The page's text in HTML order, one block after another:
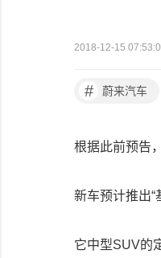
2018-12-15
# 蔚来汽车
根据此前预告
新车预计推出“
它中型SUV的